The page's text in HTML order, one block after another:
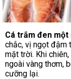
Cá trắm đen một
chắc, vị ngọt đậm
mặt trời. Khi
ngoài vàng thơm,
cưỡng lại.